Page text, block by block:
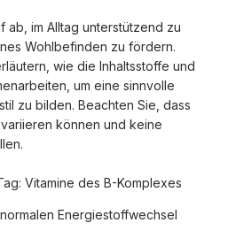
ab, im Alltag unterstützend zu
Wohlbefinden zu fördern.
wie die Inhaltsstoffe und
um eine sinnvolle
zu bilden. Beachten Sie, dass
können und keine
Vitamine des B-Komplexes
Energiestoffwechsel